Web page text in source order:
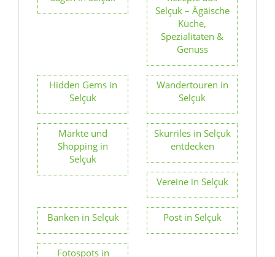
Selçuk – Ägäische
Küche,
Spezialitäten &
Genuss
Hidden Gems in
Selçuk
Wandertouren in
Selçuk
Märkte und
Shopping in
Selçuk
Skurriles in Selçuk
entdecken
Vereine in Selçuk
Banken in Selçuk Post in Selçuk
Fotospots in